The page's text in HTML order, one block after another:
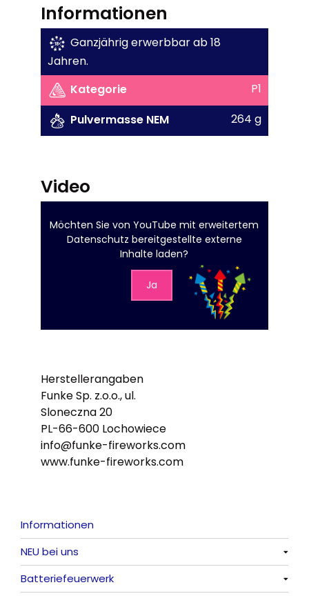
Informationen
Ganzjährig erwerbbar ab 18
Jahren.
Kategorie
P1
Pulvermasse NEM
264 g
Video
Möchten Sie vonYouTube mit erweitertem
Datenschutz bereitgestellte externe
Inhalte laden?
Ja
Herstellerangaben
Funke Sp. z.o.o., ul.
Sloneczna 20
PL-66-600 Lochowiece
info@funke-fireworks.com
www.funke-fireworks.com
Informationen
NEU bei uns
Alle anzeigen
Batteriefeuerwerk